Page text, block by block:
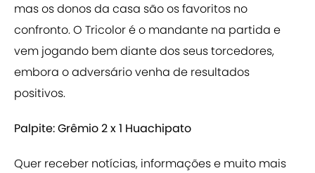
mas os donos da casa são os favoritos no
confronto. O Tricolor é o mandante na partida e
vem jogando bem diante dos seus torcedores,
embora o adversário venha de resultados
positivos.
Palpite: Grêmio 2 x 1 Huachipato
Quer receber notícias, informações e muito mais